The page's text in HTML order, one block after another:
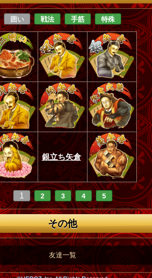
囲い 戦法 手筋 特殊
銀立ち矢倉
1 2 3 4 5
その他
友達一覧